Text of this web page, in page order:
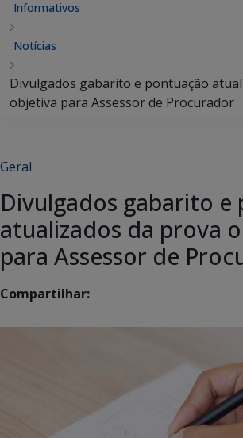
Informativos
Notícias
Divulgados gabarito e pontuação
objetiva para Assessor de Procurador
Geral
Divulgados gabarito e
atualizados da prova
para Assessor de
Compartilhar: